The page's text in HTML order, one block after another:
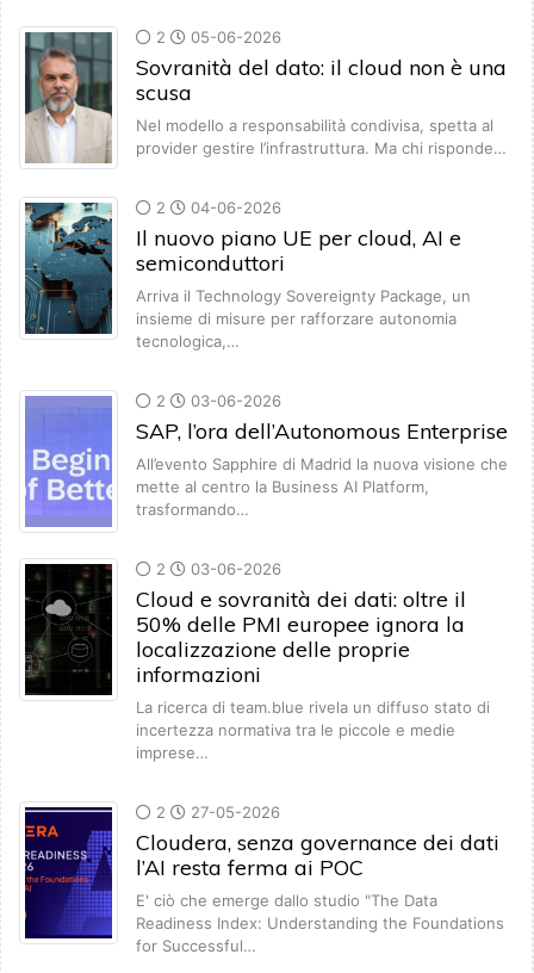
2 05-06-2026
Sovranità del dato: il cloud non è una
scusa
Nel modello a responsabilità condivisa, spetta al
provider gestire l’infrastruttura. Ma chi risponde…
2 04-06-2026
Il nuovo piano UE per cloud, AI e
semiconduttori
Arriva il Technology Sovereignty Package, un
insieme di misure per rafforzare autonomia
tecnologica,…
2 03-06-2026
SAP, l’ora dell’Autonomous Enterprise
All’evento Sapphire di Madrid la nuova visione che
mette al centro la Business AI Platform,
trasformando…
2 03-06-2026
Cloud e sovranità dei dati: oltre il
50% delle PMI europee ignora la
localizzazione delle proprie
informazioni
La ricerca di team.blue rivela un diffuso stato di
incertezza normativa tra le piccole e medie
imprese…
2 27-05-2026
Cloudera, senza governance dei dati
l’AI resta ferma ai POC
E' ciò che emerge dallo studio "The Data
Readiness Index: Understanding the Foundations
for Successful…